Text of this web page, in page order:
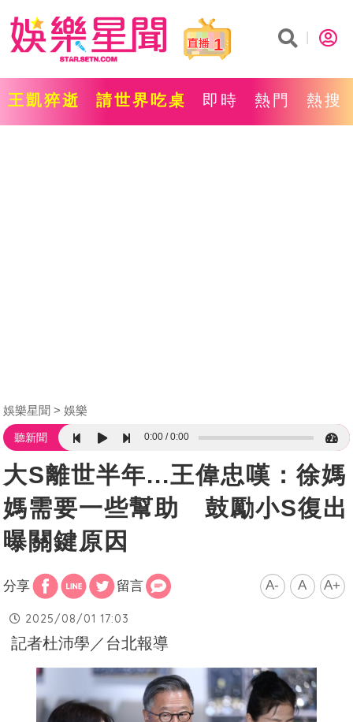
1
王凱猝逝 請世界吃桌 即時 熱門 熱搜
娛樂星聞 娛樂
聽新聞 0:00 0:00
大S離世半年...王偉忠嘆：徐媽
媽需要一些幫助 鼓勵小S復出
曝關鍵原因
分享 留言 A- A A+
2025/08/01 17:03
記者杜沛學／台北報導